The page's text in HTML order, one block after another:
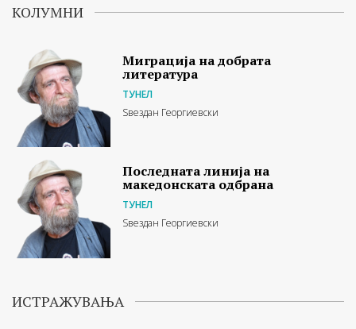
КОЛУМНИ
Миграција на добрата
литература
ТУНЕЛ
Ѕвездан Георгиевски
Последната линија на
македонската одбрана
ТУНЕЛ
Ѕвездан Георгиевски
ИСТРАЖУВАЊА